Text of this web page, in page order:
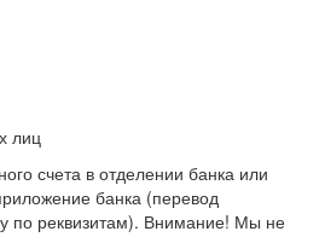
лиц
счета в отделении банка или
банка (перевод
по реквизитам). Внимание! Мы не